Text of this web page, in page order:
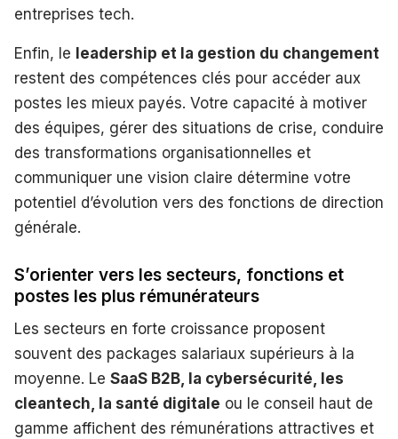
entreprises tech.
Enfin, le leadership et la gestion du changement
restent des compétences clés pour accéder aux
postes les mieux payés. Votre capacité à motiver
des équipes, gérer des situations de crise, conduire
des transformations organisationnelles et
communiquer une vision claire détermine votre
potentiel d’évolution vers des fonctions de direction
générale.
S’orienter vers les secteurs, fonctions et
postes les plus rémunérateurs
Les secteurs en forte croissance proposent
souvent des packages salariaux supérieurs à la
moyenne. Le SaaS B2B, la cybersécurité, les
cleantech, la santé digitale ou le conseil haut de
gamme affichent des rémunérations attractives et